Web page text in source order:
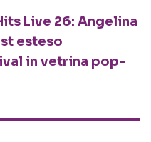
Live 26: Angelina
esteso
in vetrina pop-